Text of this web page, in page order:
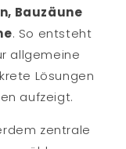
Bauzäune
. So entsteht
allgemeine
Lösungen
aufzeigt.
zentrale